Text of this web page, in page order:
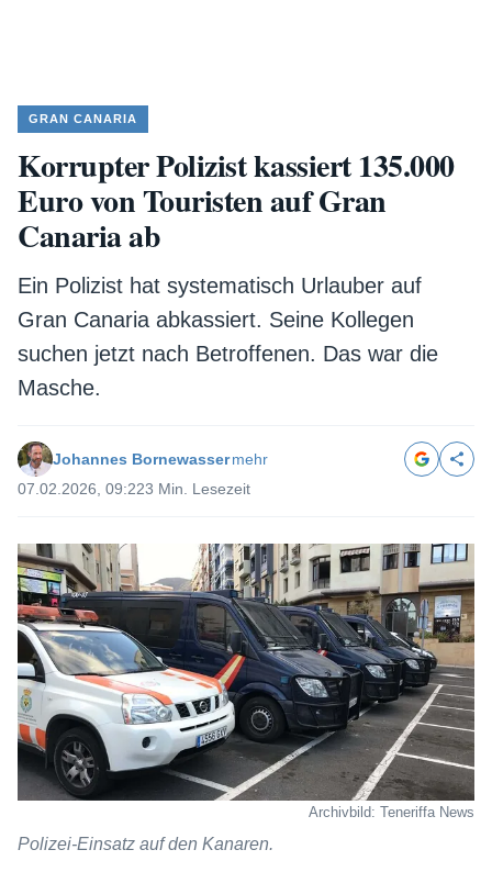
GRAN CANARIA
Korrupter Polizist kassiert 135.000
Euro von Touristen auf Gran
Canaria ab
Ein Polizist hat systematisch Urlauber auf
Gran Canaria abkassiert. Seine Kollegen
suchen jetzt nach Betroffenen. Das war die
Masche.
Johannes Bornewassermehr
07.02.2026, 09:223 Min. Lesezeit
Archivbild: Teneriffa News
Polizei-Einsatz auf den Kanaren.